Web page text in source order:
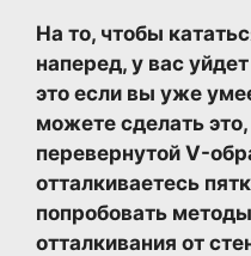
На то, чтобы
наперед, у вас
это если вы уже
можете сделать
перевернутой V-
отталкиваетесь
попробовать
отталкивания от